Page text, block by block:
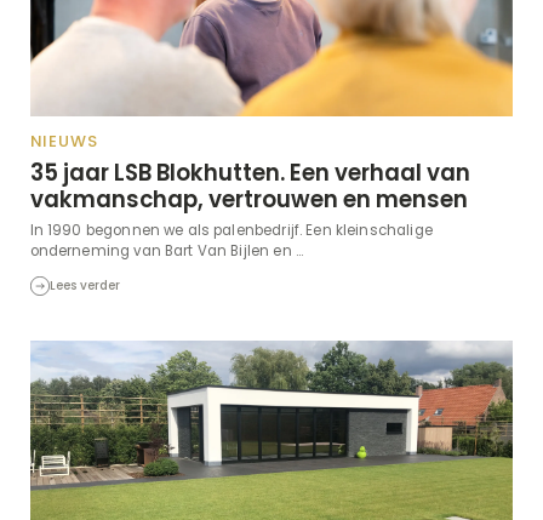
NIEUWS
35 jaar LSB Blokhutten. Een verhaal van
vakmanschap, vertrouwen en mensen
In 1990 begonnen we als palenbedrijf. Een kleinschalige
onderneming van Bart Van Bijlen en ...
Lees verder